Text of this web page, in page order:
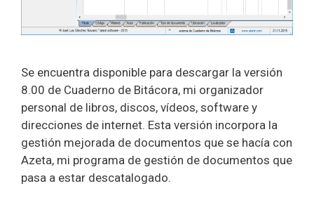
Se encuentra disponible para descargar la versión
8.00 de Cuaderno de Bitácora, mi organizador
personal de libros, discos, vídeos, software y
direcciones de internet. Esta versión incorpora la
gestión mejorada de documentos que se hacía con
Azeta, mi programa de gestión de documentos que
pasa a estar descatalogado.